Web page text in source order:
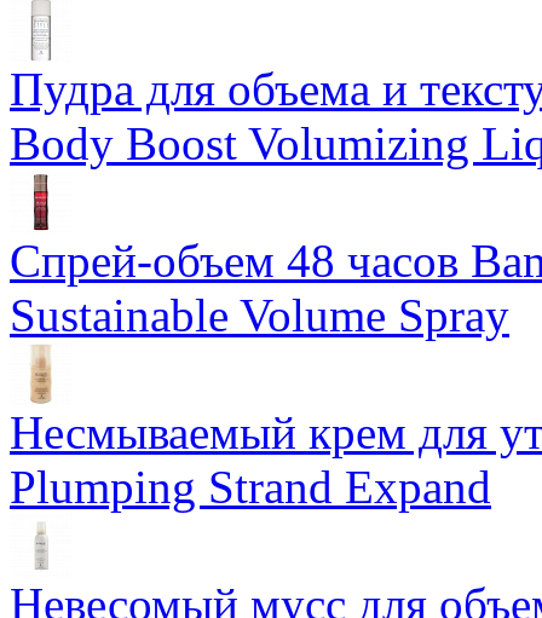
Пудра для объема и
Body Boost Volumizing
Спрей-объем 48 часов
Sustainable Volume Spray
Несмываемый крем для
Plumping Strand Expand
Невесомый мусс для